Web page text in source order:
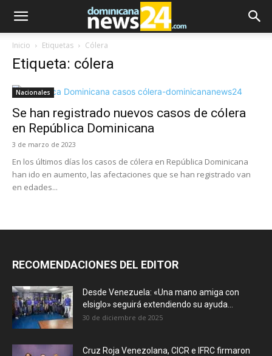
Inicio Etiquetas Cólera
Etiqueta: cólera
Nacionales
Se han registrado nuevos casos de cólera
en República Dominicana
3 de marzo de 2023
En los últimos días los casos de cólera en República Dominicana
han ido en aumento, las afectaciones que se han registrado van
en edades...
RECOMENDACIONES DEL EDITOR
Desde Venezuela: «Una mano amiga con
elsiglo» seguirá extendiendo su ayuda...
30 de diciembre de 2025
Cruz Roja Venezolana, CICR e IFRC firmaron